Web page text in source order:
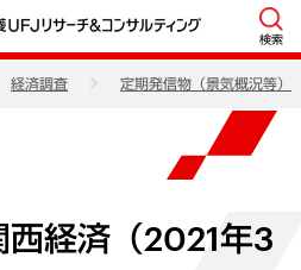
検索
経済調査 定期発信物（景気概況等）
西経済（2021年3